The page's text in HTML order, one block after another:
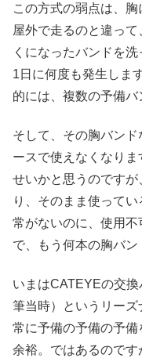
この方式の弱点は、
屋外で走るのと違っ
くになったバンドを
1日に何度も発生しま
的には、複数の予備バ
そして、その胸バン
ースで使えなくなり
せいかと思うのです
り、そのまま使って
常がないのに、使用不
で、もう何本の胸バ
いまはCATEYEの交
筆当時）というリーズ
常に予備の予備の予
余裕。ではあるので